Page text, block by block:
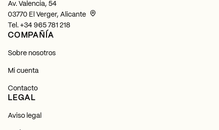
Av. Valencia, 54
03770 El Verger, Alicante
Tel. +34 965 781 218
COMPAÑÍA
Sobre nosotros
Mi cuenta
Contacto
LEGAL
Aviso legal